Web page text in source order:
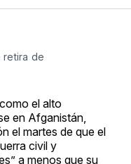
retira de
el alto
en Afganistán,
el martes de que el
civil y
a menos que su